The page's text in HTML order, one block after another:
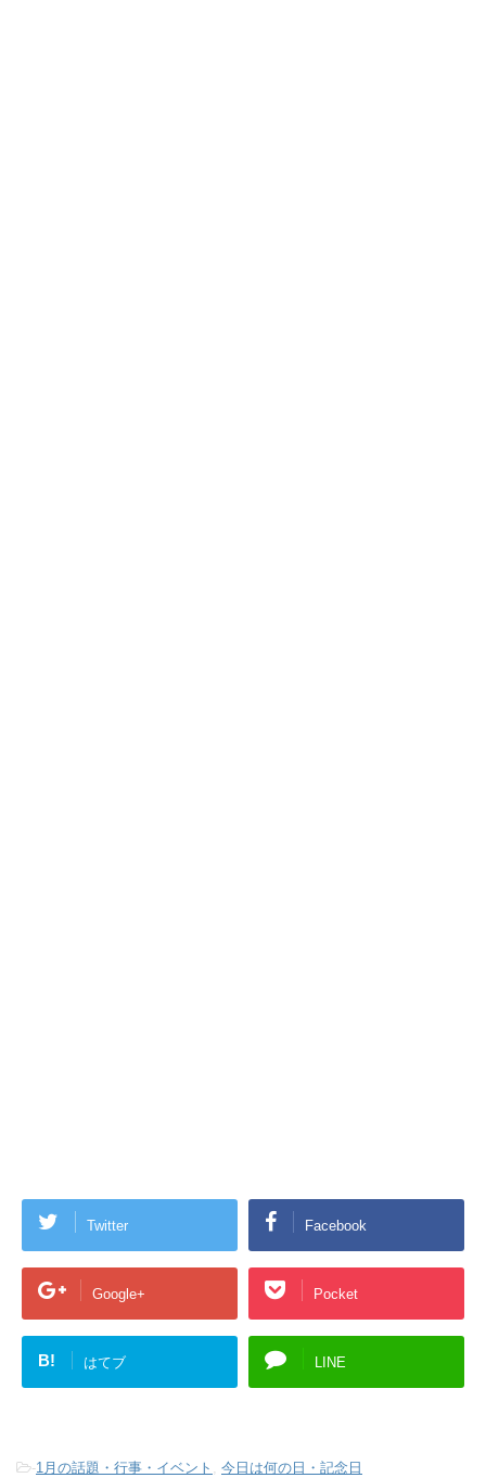
Twitter Facebook
Google+ Pocket
B! はてブ LINE
-1月の話題・行事・イベント , 今日は何の日・記念日